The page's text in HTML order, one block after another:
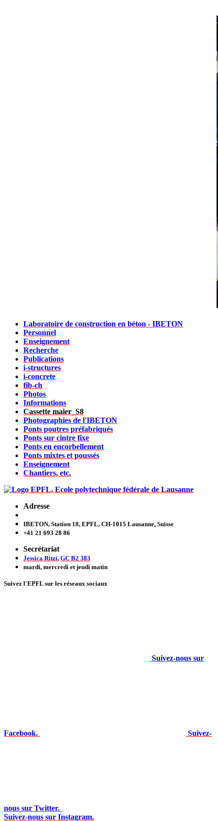
Laboratoire de construction en béton - IBETON
Personnel
Enseignement
Recherche
Publications
i-structures
i-concrete
fib-ch
Photos
Informations
Cassette maier_S8
Photographies de l'IBETON
Ponts poutres préfabriqués
Ponts sur cintre fixe
Ponts en encorbellement
Ponts mixtes et poussés
Enseignement
Chantiers, etc.
Adresse
IBETON, Station 18, EPFL, CH-1015 Lausanne, Suisse
+41 21 693 28 86
Secrétariat
Jessica Ritzi, GC B2 383
mardi, mercredi et jeudi matin
Suivez l'EPFL sur les réseaux sociaux
Suivez-nous sur
Facebook. Suivez-
nous sur Twitter.
Suivez-nous sur Instagram.